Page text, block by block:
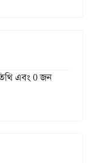
এবং 0 জন